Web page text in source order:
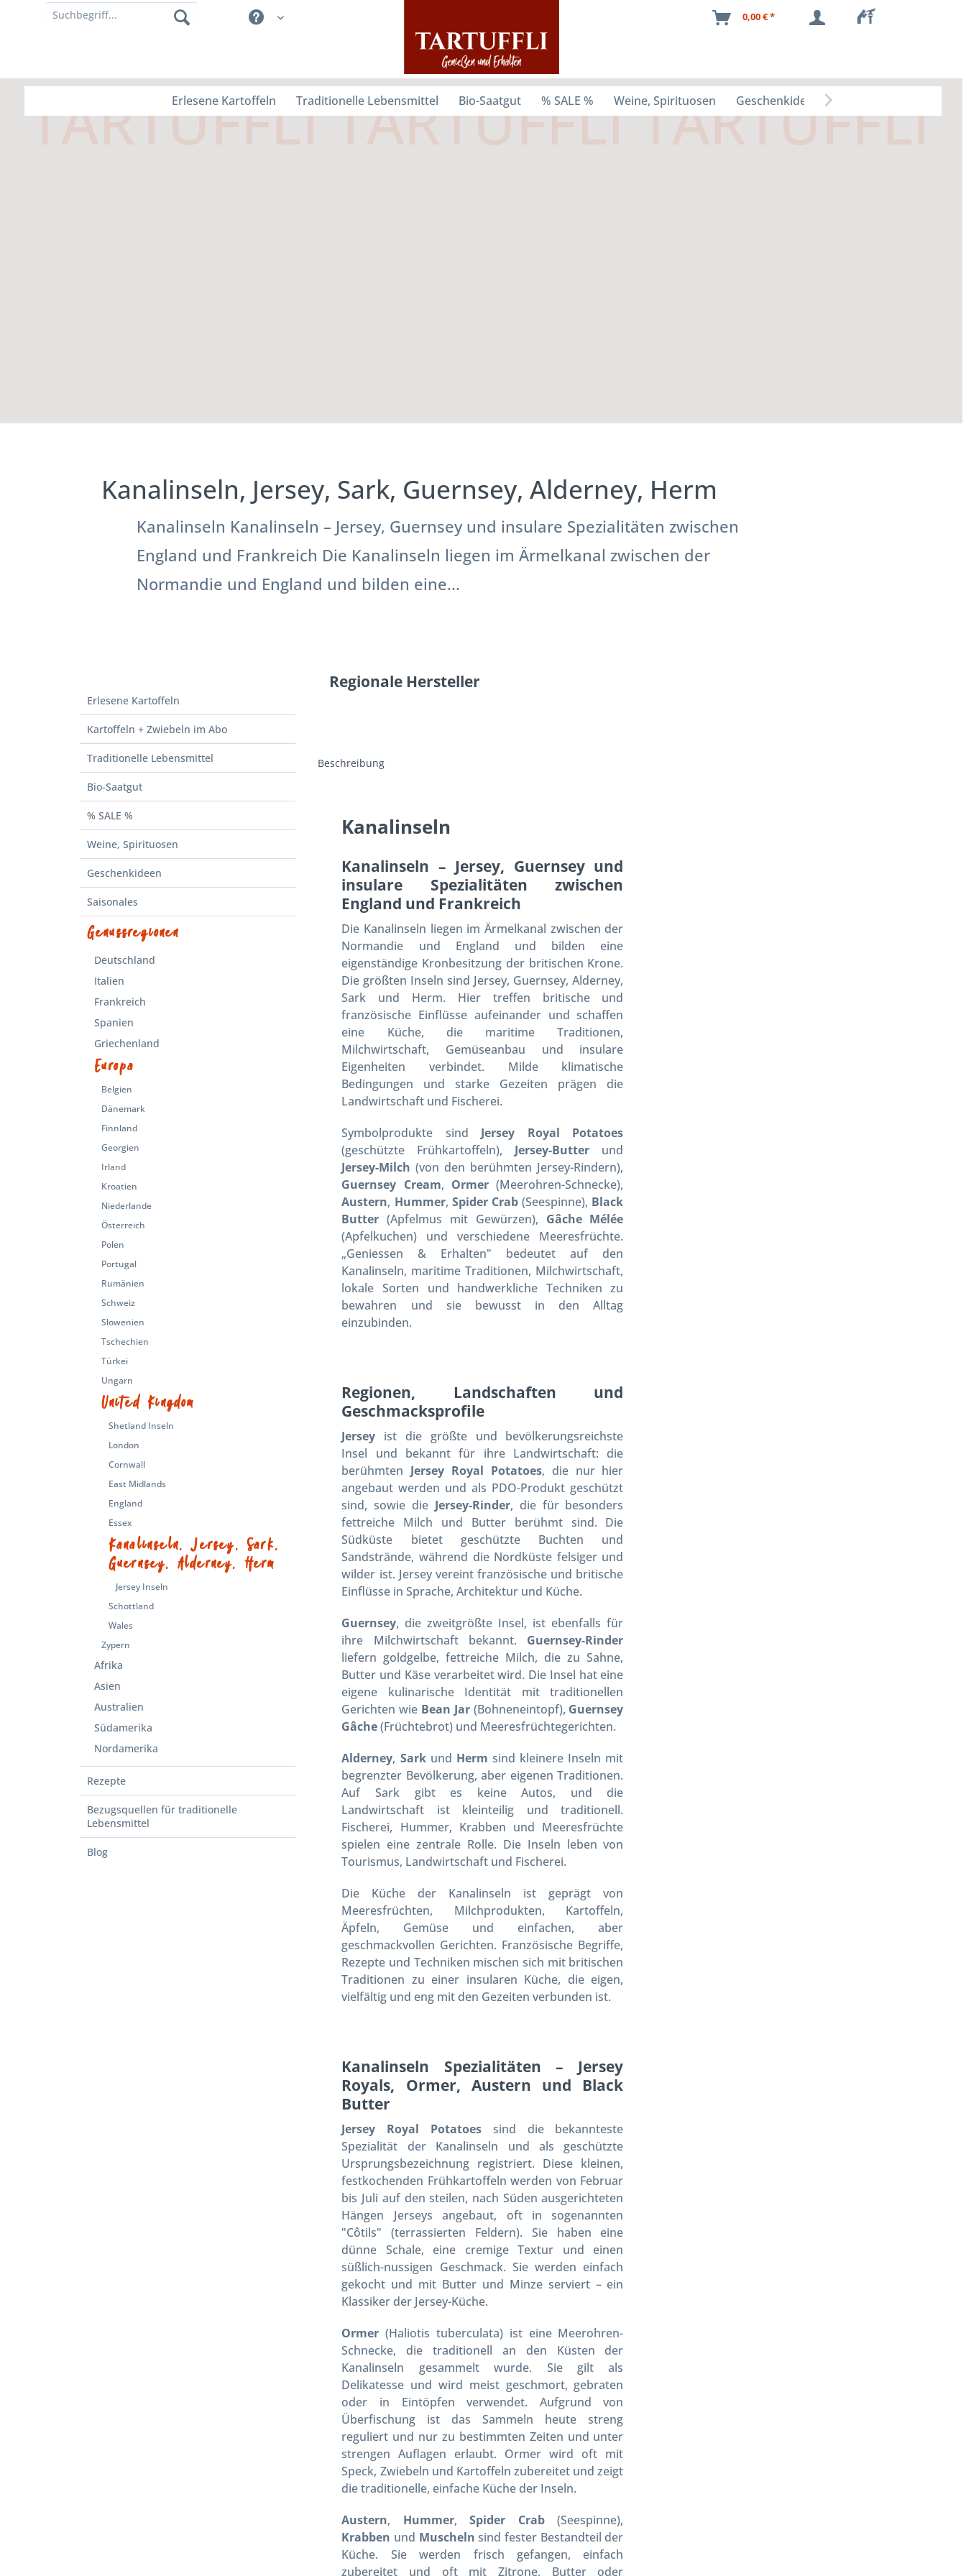
0,00 € *
Erlesene Kartoffeln Traditionelle Lebensmittel Bio-Saatgut % SALE % Weine, Spirituosen Geschenkideen 
Kanalinseln, Jersey, Sark, Guernsey, Alderney, Herm
Kanalinseln Kanalinseln – Jersey, Guernsey und insulare Spezialitäten zwischen
England und Frankreich Die Kanalinseln liegen im Ärmelkanal zwischen der
Normandie und England und bilden eine...
Erlesene Kartoffeln
Kartoffeln + Zwiebeln im Abo
Traditionelle Lebensmittel
Bio-Saatgut
% SALE %
Weine, Spirituosen
Geschenkideen
Saisonales
Genussregionen
Deutschland
Italien
Frankreich
Spanien
Griechenland
Europa
Belgien
Dänemark
Finnland
Georgien
Irland
Kroatien
Niederlande
Österreich
Polen
Portugal
Rumänien
Schweiz
Slowenien
Tschechien
Türkei
Ungarn
United Kingdom
Shetland Inseln
London
Cornwall
East Midlands
England
Essex
Kanalinseln, Jersey, Sark,
Guernsey, Alderney, Herm
Jersey Inseln
Schottland
Wales
Zypern
Afrika
Asien
Australien
Südamerika
Nordamerika
Rezepte
Bezugsquellen für traditionelle
Lebensmittel
Blog
Regionale Hersteller
Beschreibung
Kanalinseln
Kanalinseln – Jersey, Guernsey und
insulare Spezialitäten zwischen
England und Frankreich
Die Kanalinseln liegen im Ärmelkanal zwischen der
Normandie und England und bilden eine
eigenständige Kronbesitzung der britischen Krone.
Die größten Inseln sind Jersey, Guernsey, Alderney,
Sark und Herm. Hier treffen britische und
französische Einflüsse aufeinander und schaffen
eine Küche, die maritime Traditionen,
Milchwirtschaft, Gemüseanbau und insulare
Eigenheiten verbindet. Milde klimatische
Bedingungen und starke Gezeiten prägen die
Landwirtschaft und Fischerei.
Symbolprodukte sind Jersey Royal Potatoes
(geschützte Frühkartoffeln), Jersey-Butter und
Jersey-Milch (von den berühmten Jersey-Rindern),
Guernsey Cream, Ormer (Meerohren-Schnecke),
Austern, Hummer, Spider Crab (Seespinne), Black
Butter (Apfelmus mit Gewürzen), Gâche Mélée
(Apfelkuchen) und verschiedene Meeresfrüchte.
„Geniessen & Erhalten" bedeutet auf den
Kanalinseln, maritime Traditionen, Milchwirtschaft,
lokale Sorten und handwerkliche Techniken zu
bewahren und sie bewusst in den Alltag
einzubinden.
Regionen, Landschaften und
Geschmacksprofile
Jersey ist die größte und bevölkerungsreichste
Insel und bekannt für ihre Landwirtschaft: die
berühmten Jersey Royal Potatoes, die nur hier
angebaut werden und als PDO-Produkt geschützt
sind, sowie die Jersey-Rinder, die für besonders
fettreiche Milch und Butter berühmt sind. Die
Südküste bietet geschützte Buchten und
Sandstrände, während die Nordküste felsiger und
wilder ist. Jersey vereint französische und britische
Einflüsse in Sprache, Architektur und Küche.
Guernsey, die zweitgrößte Insel, ist ebenfalls für
ihre Milchwirtschaft bekannt. Guernsey-Rinder
liefern goldgelbe, fettreiche Milch, die zu Sahne,
Butter und Käse verarbeitet wird. Die Insel hat eine
eigene kulinarische Identität mit traditionellen
Gerichten wie Bean Jar(Bohneneintopf), Guernsey
Gâche(Früchtebrot) und Meeresfrüchtegerichten.
Alderney, Sarkund Herm sind kleinere Inseln mit
begrenzter Bevölkerung, aber eigenen Traditionen.
Auf Sark gibt es keine Autos, und die
Landwirtschaft ist kleinteilig und traditionell.
Fischerei, Hummer, Krabben und Meeresfrüchte
spielen eine zentrale Rolle. Die Inseln leben von
Tourismus, Landwirtschaft und Fischerei.
Die Küche der Kanalinseln ist geprägt von
Meeresfrüchten, Milchprodukten, Kartoffeln,
Äpfeln, Gemüse und einfachen, aber
geschmackvollen Gerichten. Französische Begriffe,
Rezepte und Techniken mischen sich mit britischen
Traditionen zu einer insularen Küche, die eigen,
vielfältig und eng mit den Gezeiten verbunden ist.
Kanalinseln Spezialitäten – Jersey
Royals, Ormer, Austern und Black
Butter
Jersey Royal Potatoes sind die bekannteste
Spezialität der Kanalinseln und als geschützte
Ursprungsbezeichnung registriert. Diese kleinen,
festkochenden Frühkartoffeln werden von Februar
bis Juli auf den steilen, nach Süden ausgerichteten
Hängen Jerseys angebaut, oft in sogenannten
"Côtils" (terrassierten Feldern). Sie haben eine
dünne Schale, eine cremige Textur und einen
süßlich-nussigen Geschmack. Sie werden einfach
gekocht und mit Butter und Minze serviert – ein
Klassiker der Jersey-Küche.
Ormer (Haliotis tuberculata) ist eine Meerohren-
Schnecke, die traditionell an den Küsten der
Kanalinseln gesammelt wurde. Sie gilt als
Delikatesse und wird meist geschmort, gebraten
oder in Eintöpfen verwendet. Aufgrund von
Überfischung ist das Sammeln heute streng
reguliert und nur zu bestimmten Zeiten und unter
strengen Auflagen erlaubt. Ormer wird oft mit
Speck, Zwiebeln und Kartoffeln zubereitet und zeigt
die traditionelle, einfache Küche der Inseln.
Austern, Hummer,Spider Crab(Seespinne),
Krabben und Muscheln sind fester Bestandteil der
Küche. Sie werden frisch gefangen, einfach
zubereitet und oft mit Zitrone, Butter oder